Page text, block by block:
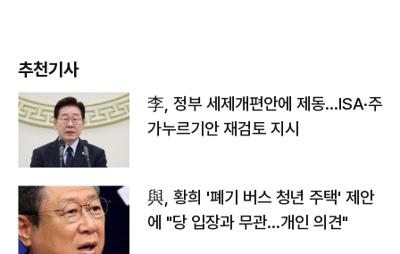
추천기사
李, 정부 세제개편안에 제동…ISA·주
가누르기안 재검토 지시
與, 황희 '폐기 버스 청년 주택' 제안
에 "당 입장과 무관…개인 의견"